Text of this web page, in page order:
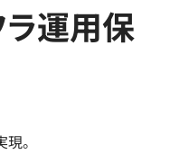
ラ運用保
。